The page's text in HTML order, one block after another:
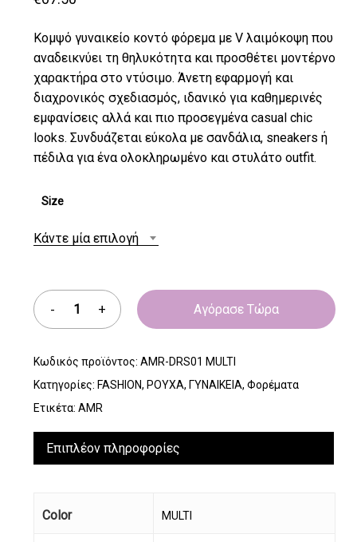
Κομψό γυναικείο κοντό φόρεμα με V λαιμόκοψη που
αναδεικνύει τη θηλυκότητα και προσθέτει μοντέρνο
χαρακτήρα στο ντύσιμο. Άνετη εφαρμογή και
διαχρονικός σχεδιασμός, ιδανικό για καθημερινές
εμφανίσεις αλλά και πιο προσεγμένα casual chic
looks. Συνδυάζεται εύκολα με σανδάλια, sneakers ή
πέδιλα για ένα ολοκληρωμένο και στυλάτο outfit.
Size
Κάντε μία επιλογή
Αγόρασε Τώρα
Κωδικός προϊόντος: AMR-DRS01 MULTI
Κατηγορίες: FASHION, ΡΟΥΧΑ, ΓΥΝΑΙΚΕΙΑ, Φορέματα
Ετικέτα: AMR
Επιπλέον πληροφορίες
Color MULTI